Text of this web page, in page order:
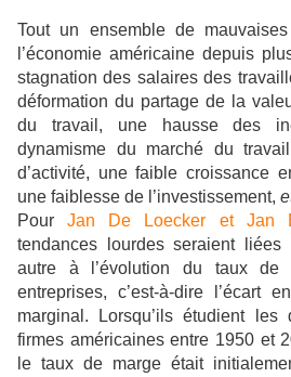
Tout un ensemble de
l’économie américaine depuis
stagnation des salaires des
déformation du partage de la
du travail, une hausse des
dynamisme du marché du
d’activité, une faible croissance
une faiblesse de l’investissement,
Pour Jan De Loecker et Jan
tendances lourdes seraient liées
autre à l’évolution du taux de
entreprises, c’est-à-dire l’écart
marginal. Lorsqu’ils étudient les
firmes américaines entre 1950 et
le taux de marge était